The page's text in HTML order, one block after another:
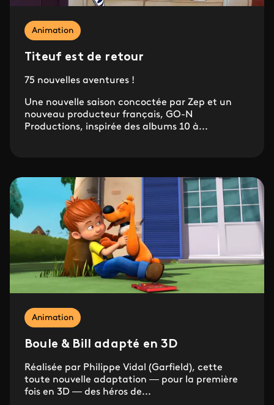
Animation
Titeuf est de retour
75 nouvelles aventures !
Une nouvelle saison concoctée par Zep et un
nouveau producteur français, GO-N
Productions, inspirée des albums 10 à...
Animation
Boule & Bill adapté en 3D
Réalisée par Philippe Vidal (Garfield), cette
toute nouvelle adaptation — pour la première
fois en 3D — des héros de...